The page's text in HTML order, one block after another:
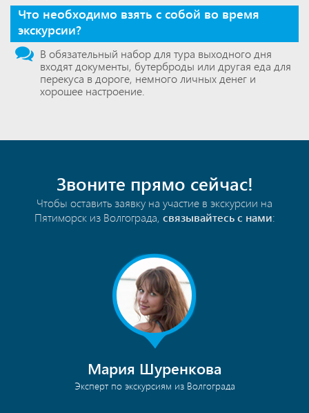
Что необходимо взять с собой во время
экскурсии?
В обязательный набор для тура выходного дня
входят документы, бутерброды или другая еда для
перекуса в дороге, немного личных денег и
хорошее настроение.
Звоните прямо сейчас!
Чтобы оставить заявку на участие в экскурсии на
Пятиморск из Волгограда, связывайтесь с нами:
Мария Шуренкова
Эксперт по экскурсиям из Волгограда